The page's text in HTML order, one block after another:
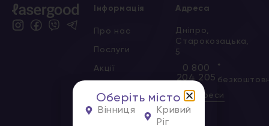
Інформація
Про нас
Послуги
Акції
Новини
Адреса
Дніпро,
Старокозацька,
5
0 800
204 205
*
Всі адреси
Оберіть місто
Вінниця
Кривий
Ріг